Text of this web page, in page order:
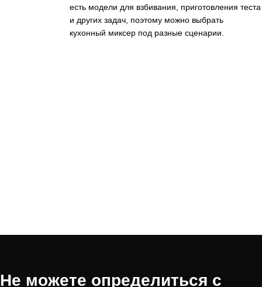
есть модели для взбивания, приготовления теста
и других задач, поэтому можно выбрать
кухонный миксер под разные сценарии.
Не можете определиться с